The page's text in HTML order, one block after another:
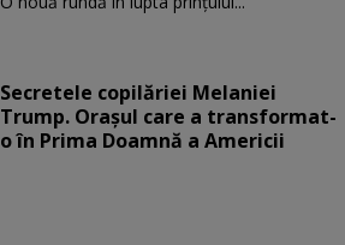
Secretele copilăriei Melaniei
Trump. Orașul care a transformat-
o în Prima Doamnă a Americii